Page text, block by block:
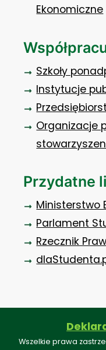
Ekonomiczne
Szkoły
Instytucje
Organizacje
Przydatne
Ministerstwo
Parlament
Rzecznik
Wszelkie prawa